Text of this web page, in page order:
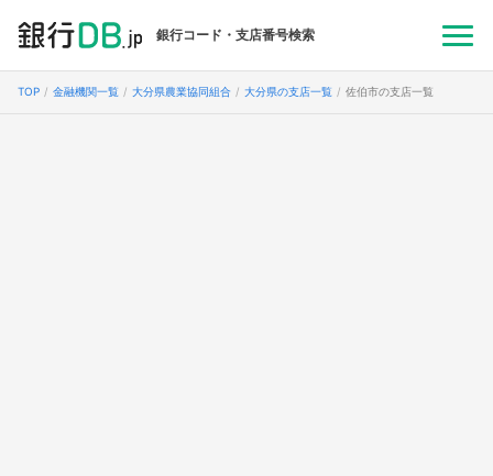
銀行コード・支店番号検索
TOP 金融機関一覧 大分県農業協同組合 大分県の支店一覧 佐伯市の支店一覧